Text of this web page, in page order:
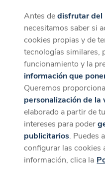
La mejor
para
Antes dedisfrutar del
necesitamos saber si
cookies propias y de
tecnologías similares,
funcionamiento y la
información que
Queremos
personalización de la
elaborado a partir de
intereses para poder
publicitarios. Puedes
configurar las cookies
información, clica la